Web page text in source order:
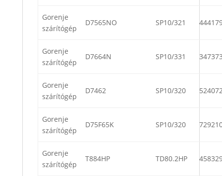
Gorenje
szárítógép
D7565NO SP10/321
Gorenje
szárítógép
D7664N SP10/331
Gorenje
szárítógép
D7462 SP10/320
Gorenje
szárítógép
D75F65K SP10/320
Gorenje
szárítógép
T884HP TD80.2HP